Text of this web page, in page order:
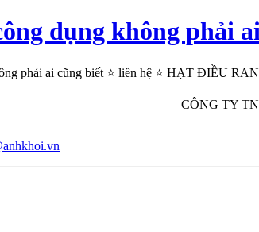
dụng không
phải ai cũng biết ⭐ liên hệ ⭐ HẠT ĐIỀU
CÔNG TY